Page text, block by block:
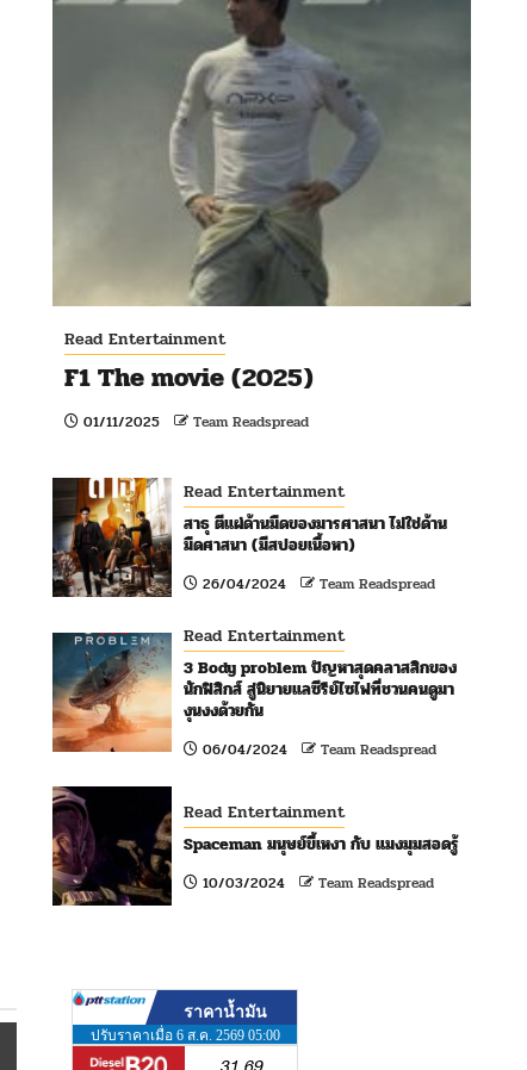
Read Entertainment
F1 The movie (2025)
01/11/2025 Team Readspread
Read Entertainment
สาธุ ตีแผ่ด้านมืดของมารศาสนา ไม่ใช่ด้าน
มืดศาสนา (มีสปอยเนื้อหา)
26/04/2024 Team Readspread
Read Entertainment
3 Body problem ปัญหาสุดคลาสสิกของ
นักฟิสิกส์ สู่นิยายแลซีรีย์ไซไฟที่ชวนคนดูมา
งุนงงด้วยกัน
06/04/2024 Team Readspread
Read Entertainment
Spaceman มนุษย์ขี้เหงา กับ แมงมุมสอดรู้
10/03/2024 Team Readspread